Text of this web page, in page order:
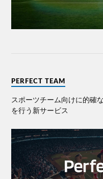
PERFECT TEAM
スポーツチーム向けに的確
を⾏う新サービス